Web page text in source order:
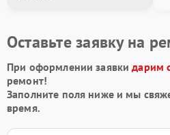
Оставьте заявку на
При оформлении заявкидарим
ремонт!
Заполните поля ниже и мы
время.